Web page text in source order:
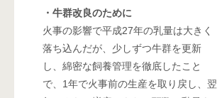
・牛群改良のために
火事の影響で平成27年の乳量は大きく
落ち込んだが、少しずつ牛群を更新
し、綿密な飼養管理を徹底したこと
で、1年で火事前の生産を取り戻し、翌